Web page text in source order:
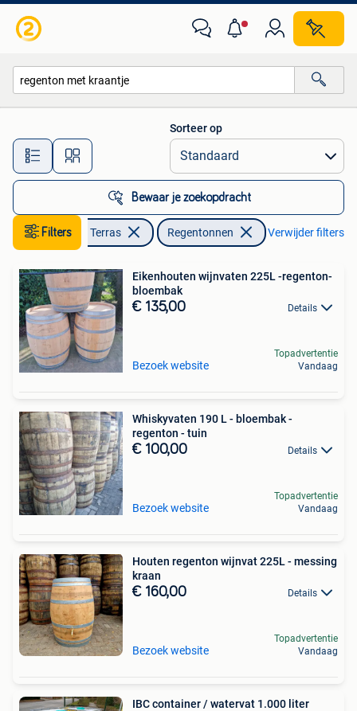
Alle afstanden…
Sorteer op
Bewaar je zoekopdracht
Filters
Tuin en Terras Regentonnen Verwijder filters
Eikenhouten wijnvaten 225L -regenton-
bloembak
€ 135,00 Details
Bezoek website
Topadvertentie
Vandaag
Whiskyvaten 190 L - bloembak -
regenton - tuin
€ 100,00 Details
Bezoek website
Topadvertentie
Vandaag
Houten regenton wijnvat 225L - messing
kraan
€ 160,00 Details
Bezoek website
Topadvertentie
Vandaag
IBC container / watervat 1.000 liter